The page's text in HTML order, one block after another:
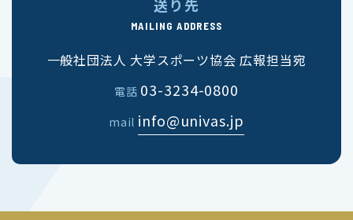
送り先
MAILING ADDRESS
一般社団法人 大学スポーツ協会 広報担当宛
電話 03-3234-0800
mail info@univas.jp